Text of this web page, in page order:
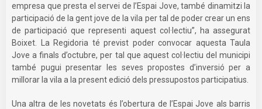
empresa que presta el servei de l’Espai Jove, també dinamitzi la
participació de la gent jove de la vila per tal de poder crear un ens
de participació que representi aquest col·lectiu”, ha assegurat
Boixet. La Regidoria té previst poder convocar aquesta Taula
Jove a finals d’octubre, per tal que aquest col·lectiu del municipi
també pugui presentar les seves propostes d’inversió per a
millorar la vila a la present edició dels pressupostos participatius.
Una altra de les novetats és l’obertura de l’Espai Jove als barris